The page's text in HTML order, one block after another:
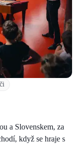
a Slovenskem, za
když se hraje s